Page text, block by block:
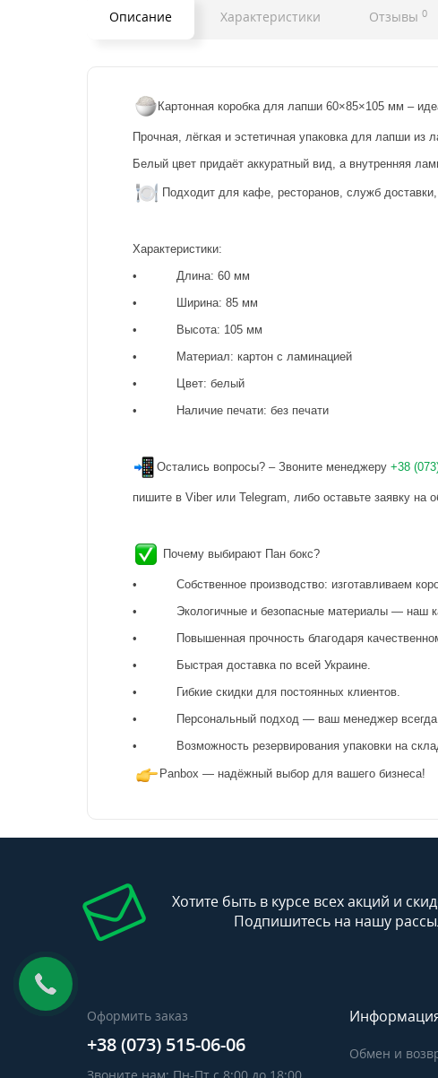
Описание Характеристики Отзывы 0
Картонная коробка для лапши 60×85×105 мм –
Прочная, лёгкая и эстетичная упаковка для лапши из
Белый цвет придаёт аккуратный вид, а внутренняя
Подходит для кафе, ресторанов, служб доставки,
Характеристики:
• Длина: 60 мм
• Ширина: 85 мм
• Высота: 105 мм
• Материал: картон с ламинацией
• Цвет: белый
• Наличие печати: без печати
Остались вопросы? – Звоните менеджеру +38
пишите в Viber или Telegram, либо оставьте заявку на
Почему выбирают Пан бокс?
• Собственное производство: изготавливаем
• Экологичные и безопасные материалы — наш
• Повышенная прочность благодаря
• Быстрая доставка по всей Украине.
• Гибкие скидки для постоянных клиентов.
• Персональный подход — ваш менеджер всегда
• Возможность резервирования упаковки на
Panbox — надёжный выбор для вашего бизнеса!
Хотите быть в курсе всех акций и
Подпишитесь на нашу
Оформить заказ
+38 (073) 515-06-06
Обмен и